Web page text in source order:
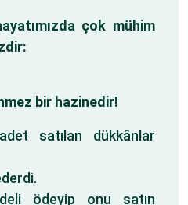
çok mühim
bir hazinedir!
satılan dükkânlar
ödeyip onu satın